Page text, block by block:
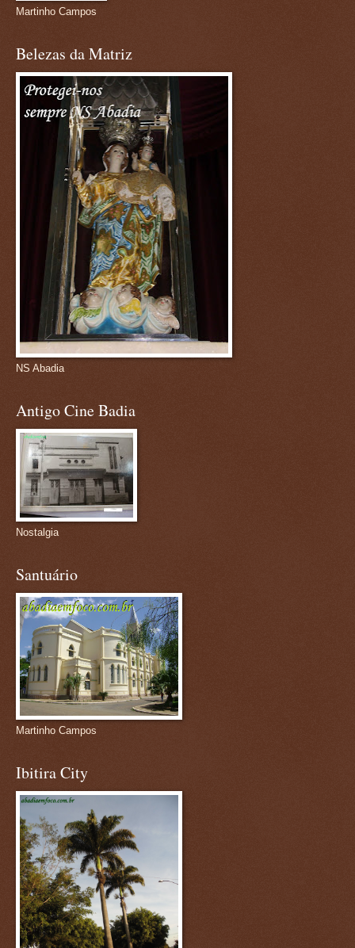
Martinho Campos
Belezas da Matriz
NS Abadia
Antigo Cine Badia
Nostalgia
Santuário
Martinho Campos
Ibitira City